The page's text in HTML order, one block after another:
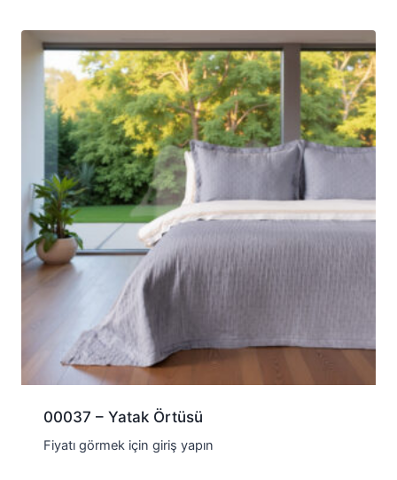
00037 – Yatak Örtüsü
Fiyatı görmek için giriş yapın